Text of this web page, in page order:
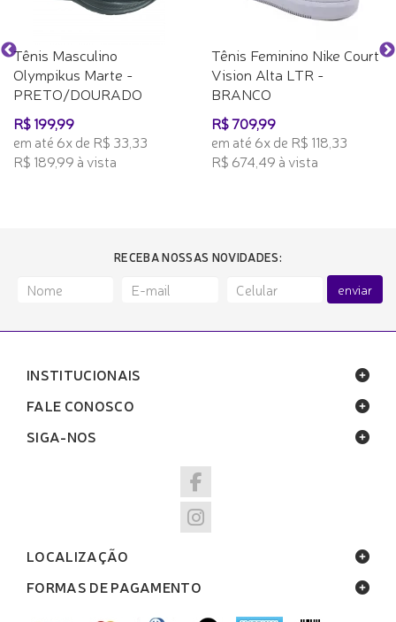
Tênis Masculino
Olympikus Marte -
PRETO/DOURADO
R$ 199,99
em até 6x de R$ 33,33
R$ 189,99 à vista
Tênis Feminino Nike Court
Vision Alta LTR -
BRANCO
R$ 709,99
em até 6x de R$ 118,33
R$ 674,49 à vista
RECEBA NOSSAS NOVIDADES:
enviar
INSTITUCIONAIS
FALE CONOSCO
SIGA-NOS
LOCALIZAÇÃO
FORMAS DE PAGAMENTO